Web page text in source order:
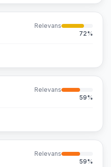
Relevans
72%
Relevans
59%
Relevans
59%